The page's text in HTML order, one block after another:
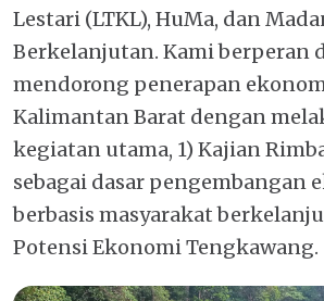
Lestari (LTKL), HuMa, dan
Berkelanjutan. Kami berperan
mendorong penerapan
Kalimantan Barat dengan
kegiatan utama, 1) Kajian
sebagai dasar pengembangan
berbasis masyarakat
Potensi Ekonomi Tengkawang.